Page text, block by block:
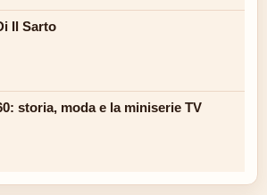
Il Sarto
storia, moda e la miniserie TV